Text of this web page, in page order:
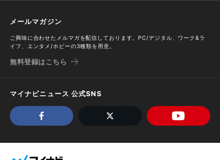
メールマガジン
ご興味に合わせたメルマガを配信しております。PC/デジタル、ワーク&ラ
イフ、エンタメ/ホビーの3種類を用意。
無料登録はこちら
マイナビニュース 公式SNS